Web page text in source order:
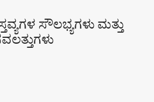
ಸೌಲಭ್ಯಗಳು ಮತ್ತು